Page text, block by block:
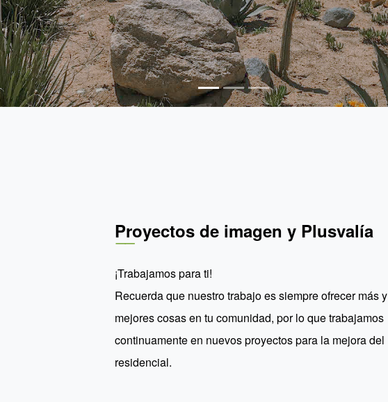
Proyectos de imagen y Plusvalía
¡Trabajamos para ti!
Recuerda que nuestro trabajo es siempre ofrecer más y
mejores cosas en tu comunidad, por lo que trabajamos
continuamente en nuevos proyectos para la mejora del
residencial.